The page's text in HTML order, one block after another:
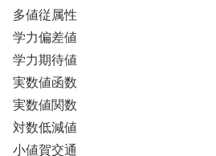
多値従属性
学力偏差値
学力期待値
実数値函数
実数値関数
対数低減値
小値賀交通